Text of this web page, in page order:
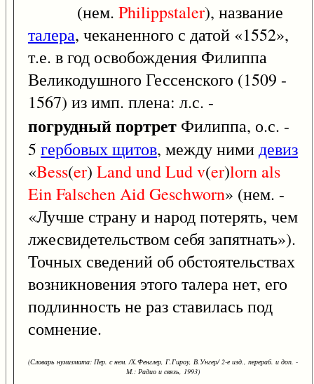
(нем. Philippstaler), название
талера, чеканенного с датой «1552»,
т.е. в год освобождения Филиппа
Великодушного Гессенского (1509 -
1567) из имп. плена: л.с. -
погрудный портрет Филиппа, о.с. -
5 гербовых щитов, между нимидевиз
«Bess(er) LandundLudv(er)lorn als
EinFalschenAidGeschworn» (нем. -
«Лучше страну и народ потерять, чем
лжесвидетельством себя запятнать»).
Точных сведений об обстоятельствах
возникновения этого талера нет, его
подлинность не раз ставилась под
сомнение.
(Словарь нумизмата: Пер. с нем. /Х.Фенглер, Г.Гироу, В.Унгер/ 2-е изд., перераб. и доп. -
М.: Радио и связь, 1993)